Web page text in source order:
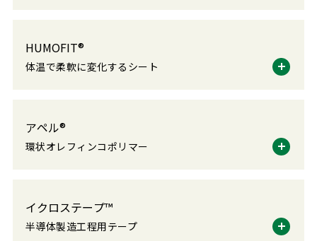
HUMOFIT®
体温で柔軟に変化するシート
アペル®
環状オレフィンコポリマー
イクロステープ™
半導体製造工程用テープ